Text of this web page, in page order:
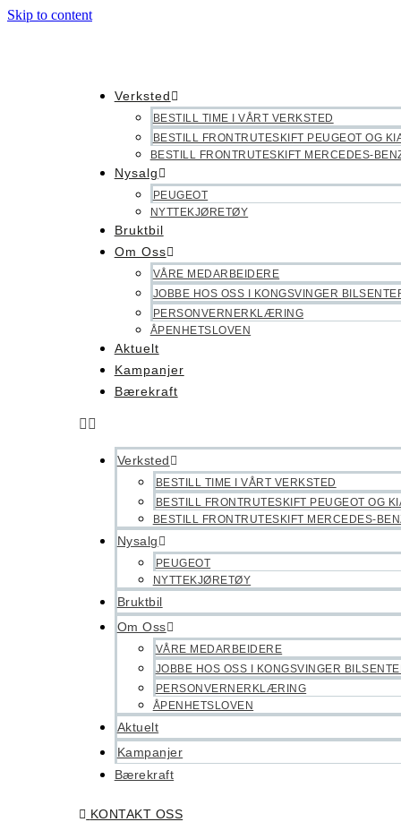
Skip to content
Verksted
BESTILL TIME I VÅRT VERKSTED
BESTILL FRONTRUTESKIFT PEUGEOT OG
BESTILL FRONTRUTESKIFT MERCEDES-
Nysalg
PEUGEOT
NYTTEKJØRETØY
Bruktbil
Om Oss
VÅRE MEDARBEIDERE
JOBBE HOS OSS I KONGSVINGER
PERSONVERNERKLÆRING
ÅPENHETSLOVEN
Aktuelt
Kampanjer
Bærekraft
Verksted
BESTILL TIME I VÅRT VERKSTED
BESTILL FRONTRUTESKIFT PEUGEOT OG
BESTILL FRONTRUTESKIFT MERCEDES-
Nysalg
PEUGEOT
NYTTEKJØRETØY
Bruktbil
Om Oss
VÅRE MEDARBEIDERE
JOBBE HOS OSS I KONGSVINGER
PERSONVERNERKLÆRING
ÅPENHETSLOVEN
Aktuelt
Kampanjer
Bærekraft
KONTAKT OSS